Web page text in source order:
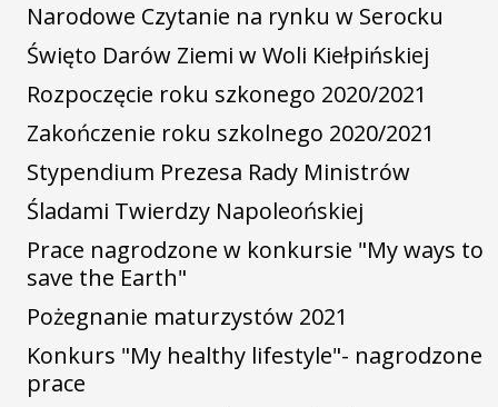
Narodowe Czytanie na rynku w Serocku
Święto Darów Ziemi w Woli Kiełpińskiej
Rozpoczęcie roku szkonego 2020/2021
Zakończenie roku szkolnego 2020/2021
Stypendium Prezesa Rady Ministrów
Śladami Twierdzy Napoleońskiej
Prace nagrodzone w konkursie "My ways to
save the Earth"
Pożegnanie maturzystów 2021
Konkurs "My healthy lifestyle"- nagrodzone
prace